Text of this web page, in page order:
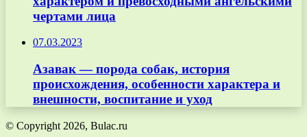
чертами лица
07.03.2023
Азавак — порода собак, история
происхождения, особенности характера и
внешности, воспитание и уход
© Copyright 2026, Bulac.ru